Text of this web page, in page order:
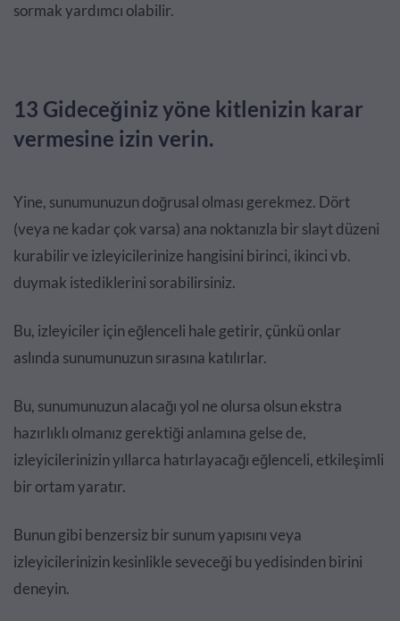
sormak yardımcı olabilir.
13 Gideceğiniz yöne kitlenizin karar
vermesine izin verin.
Yine, sunumunuzun doğrusal olması gerekmez. Dört
(veya ne kadar çok varsa) ana noktanızla bir slayt düzeni
kurabilir ve izleyicilerinize hangisini birinci, ikinci vb.
duymak istediklerini sorabilirsiniz.
Bu, izleyiciler için eğlenceli hale getirir, çünkü onlar
aslında sunumunuzun sırasına katılırlar.
Bu, sunumunuzun alacağı yol ne olursa olsun ekstra
hazırlıklı olmanız gerektiği anlamına gelse de,
izleyicilerinizin yıllarca hatırlayacağı eğlenceli, etkileşimli
bir ortam yaratır.
Bunun gibi benzersiz bir sunum yapısını veya
izleyicilerinizin kesinlikle seveceği bu yedisinden birini
deneyin.